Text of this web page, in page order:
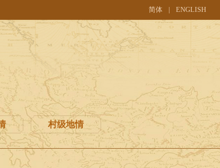
简体 ENGLISH
村级地情